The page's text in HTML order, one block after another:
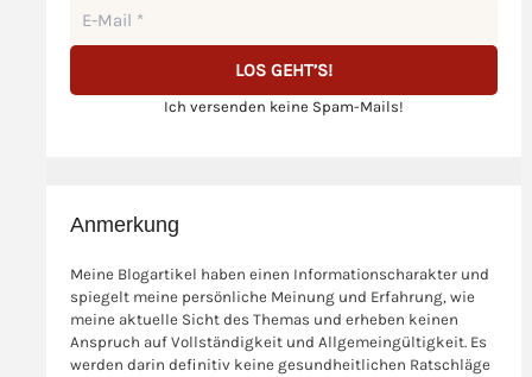
Ich versenden keine Spam-Mails!
Anmerkung
Meine Blogartikel haben einen Informationscharakter und
spiegelt meine persönliche Meinung und Erfahrung, wie
meine aktuelle Sicht des Themas und erheben keinen
Anspruch auf Vollständigkeit und Allgemeingültigkeit. Es
werden darin definitiv keine gesundheitlichen Ratschläge